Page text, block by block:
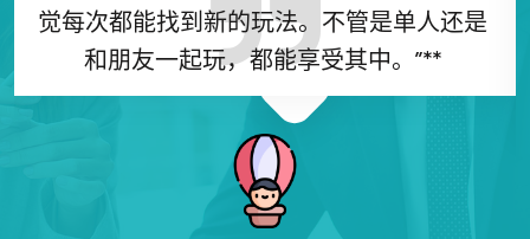
觉每次都能找到新的玩法。不管是单人还是
和朋友一起玩，都能享受其中。”**